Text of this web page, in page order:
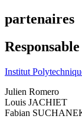
partenaires
Institut
Julien Romero
Louis JACHIET
Fabian